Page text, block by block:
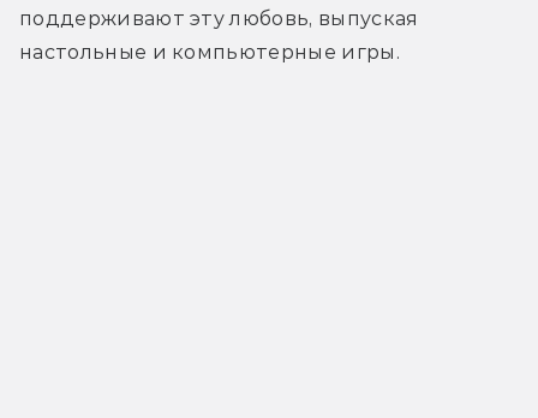
поддерживают эту любовь, выпуская
настольные и компьютерные игры.